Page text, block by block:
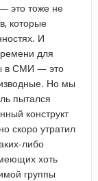
это тоже не
которые
И
для
в СМИ — это
Но мы
пытался
конструкт
скоро утратил
либо
хоть
группы